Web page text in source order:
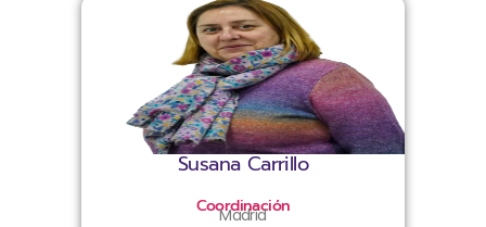
Susana Carrillo
Coordinación
Madrid